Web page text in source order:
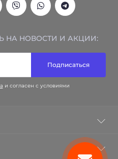
НА НОВОСТИ И АКЦИИ:
Подписаться
и согласен с условиями